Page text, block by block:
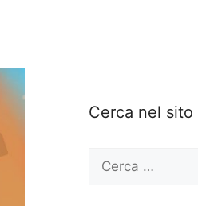
Cerca nel sito
Ricerca